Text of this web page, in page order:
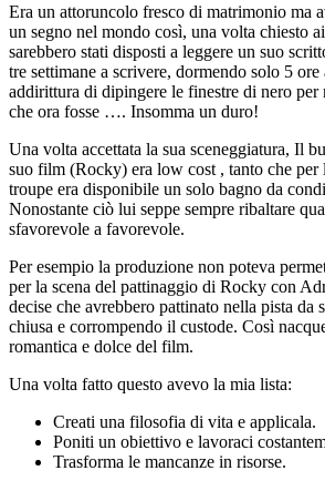
Era un attoruncolo fresco di matrimonio ma
un segno nel mondo così, una volta chiesto
sarebbero stati disposti a leggere un suo
tre settimane a scrivere, dormendo solo 5
addirittura di dipingere le finestre di nero per
che ora fosse …. Insomma un duro!
Una volta accettata la sua sceneggiatura, Il
suo film (Rocky) era low cost , tanto che per
troupe era disponibile un solo bagno da
Nonostante ciò lui seppe sempre ribaltare
sfavorevole a favorevole.
Per esempio la produzione non poteva
per la scena del pattinaggio di Rocky con
decise che avrebbero pattinato nella pista da
chiusa e corrompendo il custode. Così
romantica e dolce del film.
Una volta fatto questo avevo la mia lista:
Creati una filosofia di vita e applicala.
Poniti un obiettivo e lavoraci
Trasforma le mancanze in risorse.